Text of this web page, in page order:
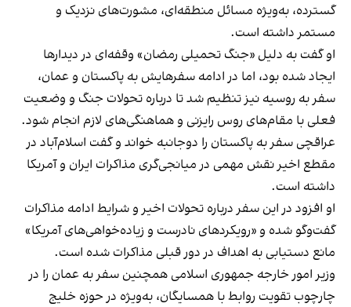
گسترده، به‌ویژه مسائل منطقه‌ای، مشورت‌های نزدیک و
مستمر داشته است.
او گفت به دلیل «جنگ تحمیلی رمضان» وقفه‌ای در دیدارها
ایجاد شده بود، اما در ادامه سفرهایش به پاکستان و عمان،
سفر به روسیه نیز تنظیم شد تا درباره تحولات جنگ و وضعیت
فعلی با مقام‌های روس رایزنی و هماهنگی‌های لازم انجام شود.
عراقچی سفر به پاکستان را دوجانبه خواند و گفت اسلام‌آباد در
مقطع اخیر نقش مهمی در میانجی‌گری مذاکرات ایران و آمریکا
داشته است.
او افزود در این سفر درباره تحولات اخیر و شرایط ادامه مذاکرات
گفت‌وگو شده و «رویکردهای نادرست و زیاده‌خواهی‌های آمریکا»
مانع دستیابی به اهداف در دور قبلی مذاکرات شده است.
وزیر امور خارجه جمهوری اسلامی همچنین سفر به عمان را در
چارچوب تقویت روابط با همسایگان، به‌ویژه در حوزه خلیج